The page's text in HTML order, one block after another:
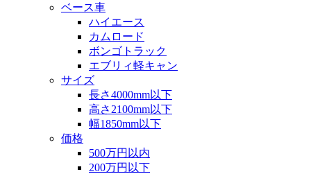
ベース車
ハイエース
カムロード
ボンゴトラック
エブリィ軽キャン
サイズ
長さ4000mm以下
高さ2100mm以下
幅1850mm以下
価格
500万円以内
200万円以下